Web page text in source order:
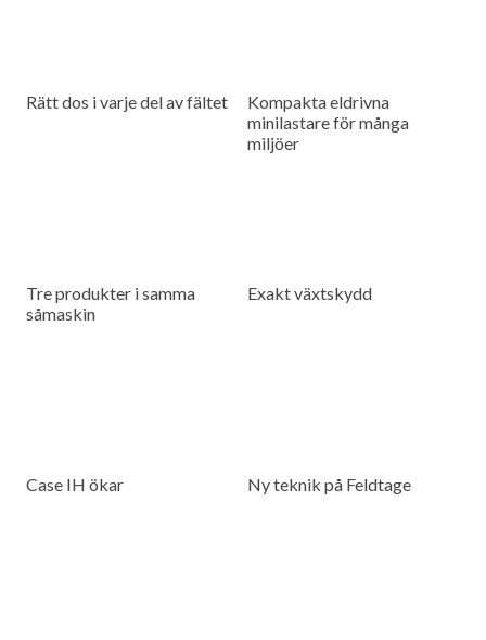
Rätt dos i varje del av fältet
Kompakta eldrivna
minilastare för många
miljöer
Tre produkter i samma
såmaskin
Exakt växtskydd
Case IH ökar Ny teknik på Feldtage